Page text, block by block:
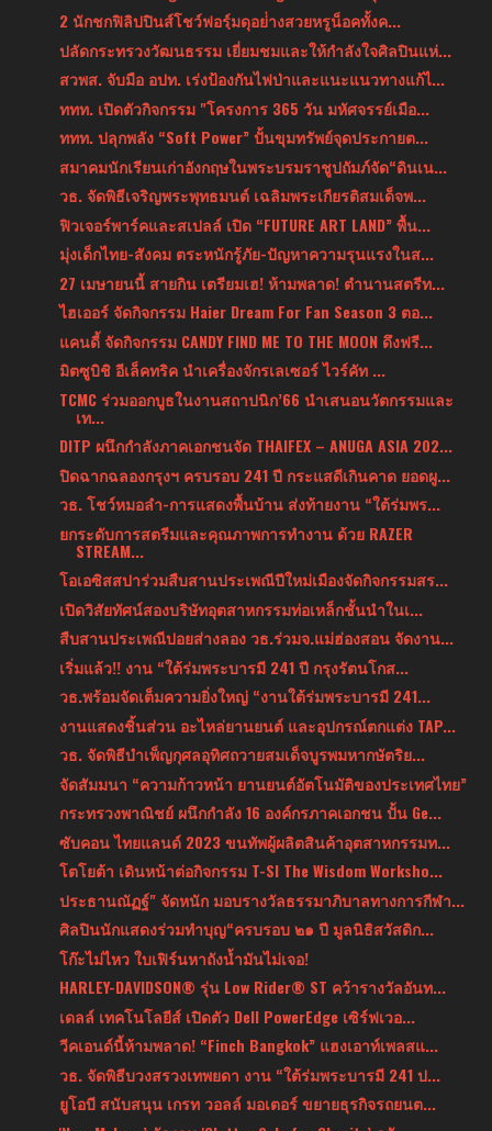
2 นักชกฟิลิปปินส์โชว์ฟอรฺ์มดุอย่่างสวยหรูน็อคทั้งค...
ปลัดกระทรวงวัฒนธรรม เยี่ยมชมและให้กำลังใจศิลปินแห่...
สวพส. จับมือ อปท. เร่งป้องกันไฟป่าและแนะแนวทางแก้ไ...
ททท. เปิดตัวกิจกรรม "โครงการ 365 วัน มหัศจรรย์เมือ...
ททท. ปลุกพลัง “Soft Power” ปั้นขุมทรัพย์จุดประกายต...
สมาคมนักเรียนเก่าอังกฤษในพระบรมราชูปถัมภ์จัด“ดินเน...
วธ. จัดพิธีเจริญพระพุทธมนต์ เฉลิมพระเกียรติสมเด็จพ...
ฟิวเจอร์พาร์คและสเปลล์ เปิด “FUTURE ART LAND” พื้น...
มุ่งเด็กไทย-สังคม ตระหนักรู้ภัย-ปัญหาความรุนแรงในส...
27 เมษายนนี้ สายกิน เตรียมเฮ! ห้ามพลาด! ตำนานสตรีท...
ไฮเออร์ จัดกิจกรรม Haier Dream For Fan Season 3 ตอ...
แคนดี้ จัดกิจกรรม CANDY FIND ME TO THE MOON ดึงฟรี...
มิตซูบิชิ อีเล็คทริค นำเครื่องจักรเลเซอร์ ไวร์คัท ...
TCMC ร่วมออกบูธในงานสถาปนิก’66 นำเสนอนวัตกรรมและ
เท...
DITP ผนึกกำลังภาคเอกชนจัด THAIFEX – ANUGA ASIA 202...
ปิดฉากฉลองกรุงฯ ครบรอบ 241 ปี กระแสดีเกินคาด ยอดผู...
วธ. โชว์หมอลำ-การแสดงพื้นบ้าน ส่งท้ายงาน “ใต้ร่มพร...
ยกระดับการสตรีมและคุณภาพการทำงาน ด้วย RAZER
STREAM...
โอเอซิสสปาร่วมสืบสานประเพณีปีใหม่เมืองจัดกิจกรรมสร...
เปิดวิสัยทัศน์สองบริษัทอุตสาหกรรมท่อเหล็กชั้นนำในเ...
สืบสานประเพณีปอยส่างลอง วธ.ร่วมจ.แม่ฮ่องสอน จัดงาน...
เริ่มแล้ว!! งาน “ใต้ร่มพระบารมี 241 ปี กรุงรัตนโกส...
วธ.พร้อมจัดเต็มความยิ่งใหญ่ “งานใต้ร่มพระบารมี 241...
งานแสดงชิ้นส่วน อะไหล่ยานยนต์ และอุปกรณ์ตกแต่ง TAP...
วธ. จัดพิธีบำเพ็ญกุศลอุทิศถวายสมเด็จบูรพมหากษัตริย...
จัดสัมมนา “ความก้าวหน้า ยานยนต์อัตโนมัติของประเทศไทย”
กระทรวงพาณิชย์ ผนึกกำลัง 16 องค์กรภาคเอกชน ปั้น Ge...
ซับคอน ไทยแลนด์ 2023 ขนทัพผู้ผลิตสินค้าอุตสาหกรรมท...
โตโยต้า เดินหน้าต่อกิจกรรม T-SI The Wisdom Worksho...
ประธานณัฏฐ์" จัดหนัก มอบรางวัลธรรมาภิบาลทางการกีฬา...
ศิลปินนักแสดงร่วมทำบุญ“ครบรอบ ๒๑ ปี มูลนิธิสวัสดิก...
โก๊ะไม่ไหว ใบเฟิร์นหาถังน้ำมันไม่เจอ!
HARLEY-DAVIDSON® รุ่น Low Rider® ST คว้ารางวัลอันท...
เดลล์ เทคโนโลยีส์ เปิดตัว Dell PowerEdge เซิร์ฟเวอ...
วีคเอนด์นี้ห้ามพลาด! “Finch Bangkok” แฮงเอาท์เพลสแ...
วธ. จัดพิธีบวงสรวงเทพยดา งาน “ใต้ร่มพระบารมี 241 ป...
ยูโอบี สนับสนุน เกรท วอลล์ มอเตอร์ ขยายธุรกิจรถยนต...